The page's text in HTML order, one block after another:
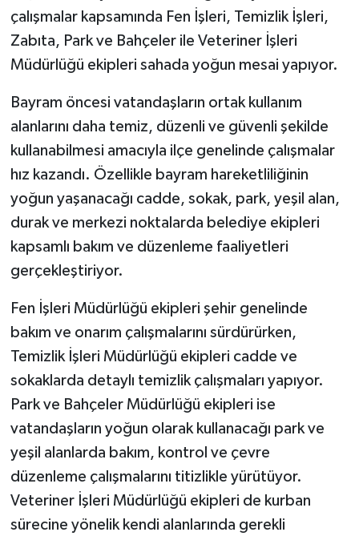
çalışmalar kapsamında Fen İşleri, Temizlik İşleri,
Zabıta, Park ve Bahçeler ile Veteriner İşleri
Müdürlüğü ekipleri sahada yoğun mesai yapıyor.
Bayram öncesi vatandaşların ortak kullanım
alanlarını daha temiz, düzenli ve güvenli şekilde
kullanabilmesi amacıyla ilçe genelinde çalışmalar
hız kazandı. Özellikle bayram hareketliliğinin
yoğun yaşanacağı cadde, sokak, park, yeşil alan,
durak ve merkezi noktalarda belediye ekipleri
kapsamlı bakım ve düzenleme faaliyetleri
gerçekleştiriyor.
Fen İşleri Müdürlüğü ekipleri şehir genelinde
bakım ve onarım çalışmalarını sürdürürken,
Temizlik İşleri Müdürlüğü ekipleri cadde ve
sokaklarda detaylı temizlik çalışmaları yapıyor.
Park ve Bahçeler Müdürlüğü ekipleri ise
vatandaşların yoğun olarak kullanacağı park ve
yeşil alanlarda bakım, kontrol ve çevre
düzenleme çalışmalarını titizlikle yürütüyor.
Veteriner İşleri Müdürlüğü ekipleri de kurban
sürecine yönelik kendi alanlarında gerekli